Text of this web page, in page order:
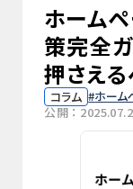
ホーム
策完全
押さえ
コラム
ホーム
公開：